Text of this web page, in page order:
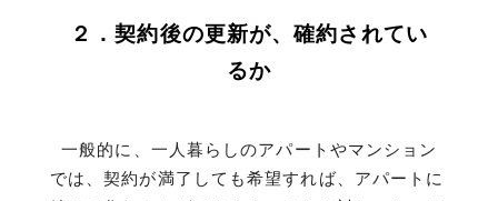
２．契約後の更新が、確約されてい
るか
一般的に、一人暮らしのアパートやマンション
では、契約が満了しても希望すれば、アパートに